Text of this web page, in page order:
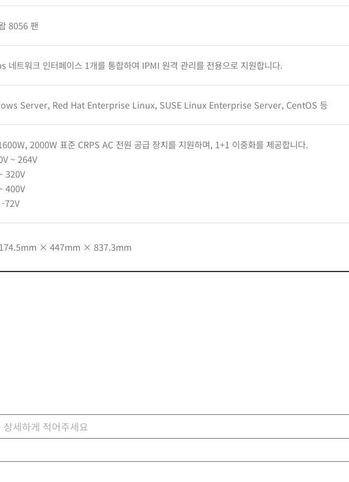
8056 팬
네트워크 인터페이스 1개를 통합하여 IPMI 원격 관리를 전용으로 지원합니다.
Server, Red Hat Enterprise Linux, SUSE Linux Enterprise Server, CentOS 등
2000W 표준 CRPS AC 전원 공급 장치를 지원하며, 1+1 이중화를 제공합니다.
~ 264V
320V
400V
72V
× 447mm × 837.3mm